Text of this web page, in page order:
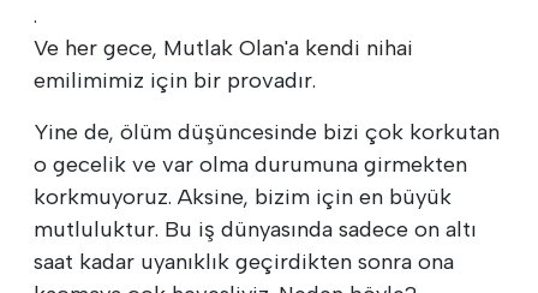
.
Ve her gece, Mutlak Olan'a kendi nihai
emilimimiz için bir provadır.
Yine de, ölüm düşüncesinde bizi çok korkutan
o gecelik ve var olma durumuna girmekten
korkmuyoruz. Aksine, bizim için en büyük
mutluluktur. Bu iş dünyasında sadece on altı
saat kadar uyanıklık geçirdikten sonra ona